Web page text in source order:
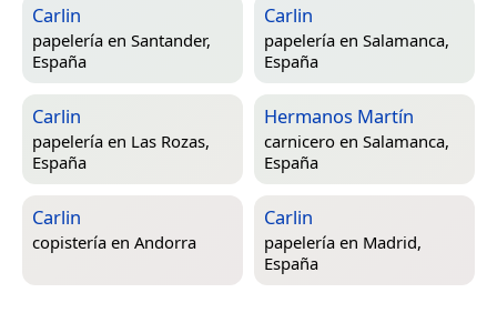
Carlin
papelería en Santander,
España
Carlin
papelería en Salamanca,
España
Carlin
papelería en Las Rozas,
España
Hermanos Martín
carnicero en Salamanca,
España
Carlin
copistería en Andorra
Carlin
papelería en Madrid,
España